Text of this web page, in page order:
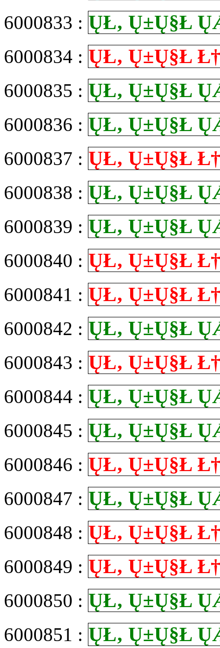
6000833 : Ų­Ł‚ Ų±Ų§Ł
6000834 : Ų­Ł‚ Ų±Ų§Ł
6000835 : Ų­Ł‚ Ų±Ų§Ł
6000836 : Ų­Ł‚ Ų±Ų§Ł
6000837 : Ų­Ł‚ Ų±Ų§Ł
6000838 : Ų­Ł‚ Ų±Ų§Ł
6000839 : Ų­Ł‚ Ų±Ų§Ł
6000840 : Ų­Ł‚ Ų±Ų§Ł
6000841 : Ų­Ł‚ Ų±Ų§Ł
6000842 : Ų­Ł‚ Ų±Ų§Ł
6000843 : Ų­Ł‚ Ų±Ų§Ł
6000844 : Ų­Ł‚ Ų±Ų§Ł
6000845 : Ų­Ł‚ Ų±Ų§Ł
6000846 : Ų­Ł‚ Ų±Ų§Ł
6000847 : Ų­Ł‚ Ų±Ų§Ł
6000848 : Ų­Ł‚ Ų±Ų§Ł
6000849 : Ų­Ł‚ Ų±Ų§Ł
6000850 : Ų­Ł‚ Ų±Ų§Ł
6000851 : Ų­Ł‚ Ų±Ų§Ł